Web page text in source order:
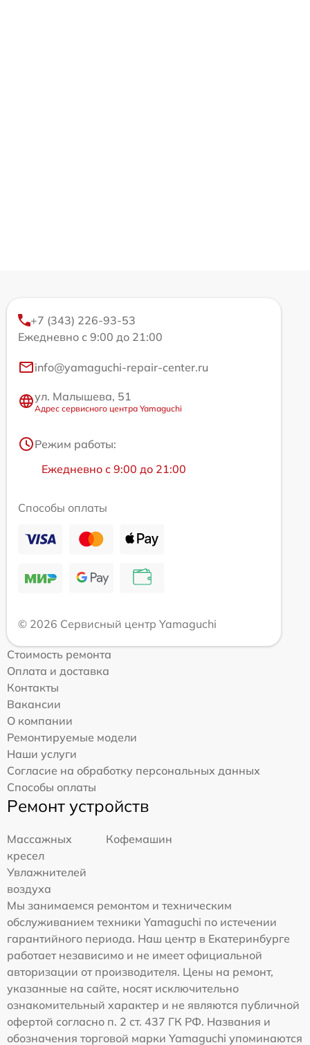
+7 (343) 226-93-53
Ежедневно с 9:00 до 21:00
info@yamaguchi-repair-center.ru
ул. Малышева, 51
Адрес сервисного центра Yamaguchi
Режим работы:
Ежедневно с 9:00 до 21:00
Способы оплаты
© 2026 Сервисный центр Yamaguchi
Стоимость ремонта
Оплата и доставка
Контакты
Вакансии
О компании
Ремонтируемые модели
Наши услуги
Согласие на обработку персональных данных
Способы оплаты
Ремонт устройств
Массажных
кресел
Кофемашин
Увлажнителей
воздуха
Мы занимаемся ремонтом и техническим
обслуживанием техники Yamaguchi по истечении
гарантийного периода. Наш центр в Екатеринбурге
работает независимо и не имеет официальной
авторизации от производителя. Цены на ремонт,
указанные на сайте, носят исключительно
ознакомительный характер и не являются публичной
офертой согласно п. 2 ст. 437 ГК РФ. Названия и
обозначения торговой марки Yamaguchi упоминаются